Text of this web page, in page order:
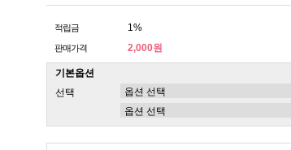
적립금 1%
판매가격 2,000원
기본옵션
선택